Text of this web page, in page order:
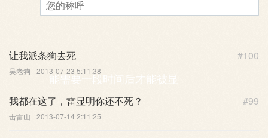
评论审核已启用。您的评论可
能需要一段时间后才能被显
#100
让我派条狗去死
吴老狗 2013-07-23 5:11:38
#99
我都在这了，雷显明你还不死？
击雷山 2013-07-14 2:11:25